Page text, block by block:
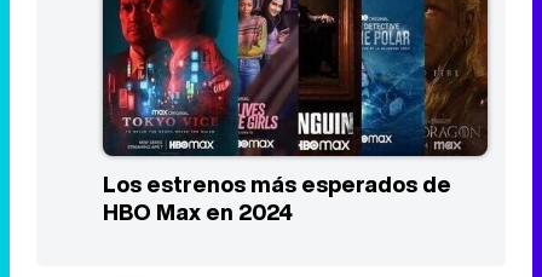
Los estrenos más esperados de
HBO Max en 2024